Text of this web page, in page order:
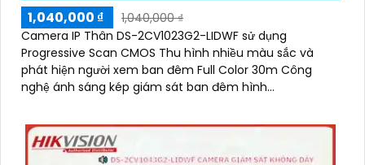
1,040,000 ₫
1,040,000 ₫
Camera IP Thân DS-2CV1023G2-LIDWF sử dụng
Progressive Scan CMOS Thu hình nhiều màu sắc và
phát hiện người xem ban đêm Full Color 30m Công
nghệ ánh sáng kép giám sát ban đêm hình...